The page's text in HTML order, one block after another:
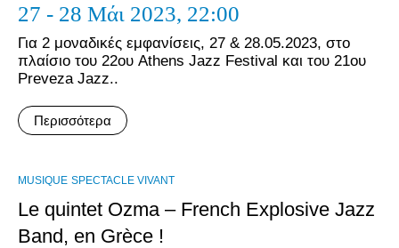
27 - 28 Μάι 2023, 22:00
Για 2 μοναδικές εμφανίσεις, 27 & 28.05.2023, στο
πλαίσιο του 22oυ Athens Jazz Festival και του 21ου
Preveza Jazz..
Περισσότερα
MUSIQUE SPECTACLE VIVANT
Le quintet Ozma – French Explosive Jazz
Band, en Grèce !